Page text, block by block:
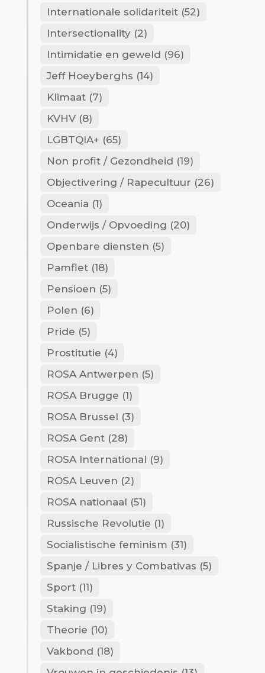
Internationale solidariteit(52)
Intersectionality(2)
Intimidatie en geweld (96)
Jeff Hoeyberghs (14)
Klimaat(7)
KVHV(8)
LGBTQIA+ (65)
Non profit / Gezondheid (19)
Objectivering / Rapecultuur (26)
Oceania (1)
Onderwijs / Opvoeding (20)
Openbare diensten (5)
Pamflet(18)
Pensioen (5)
Polen (6)
Pride (5)
Prostitutie (4)
ROSA Antwerpen (5)
ROSA Brugge (1)
ROSA Brussel (3)
ROSA Gent(28)
ROSA International (9)
ROSA Leuven (2)
ROSA nationaal (51)
Russische Revolutie (1)
Socialistische feminism (31)
Spanje / Libres y Combativas (5)
Sport(11)
Staking (19)
Theorie (10)
Vakbond (18)